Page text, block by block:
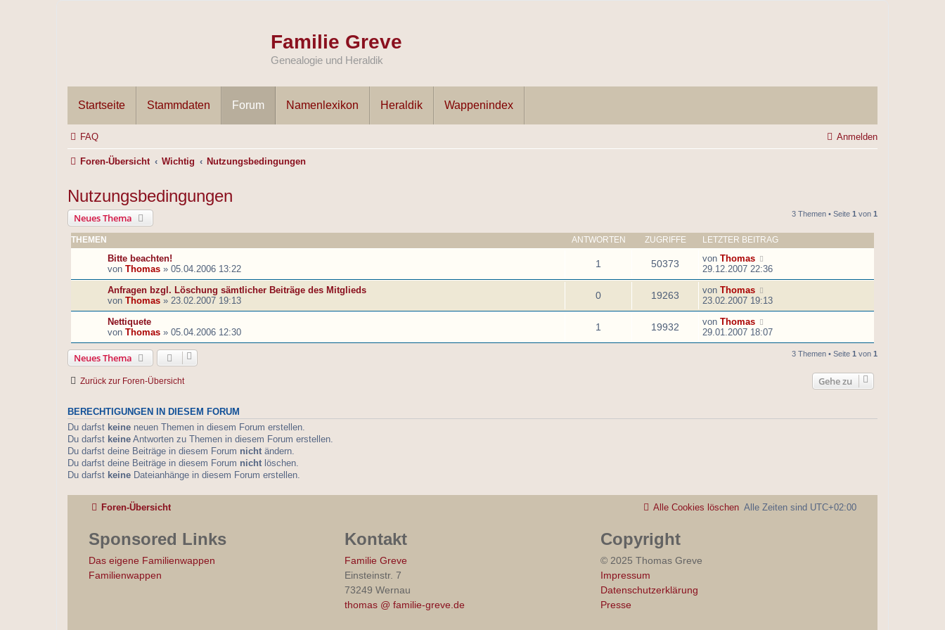
Familie Greve
Genealogie und Heraldik
Startseite Stammdaten Forum Namenlexikon Heraldik Wappenindex
FAQ Anmelden
Foren-Übersicht Wichtig Nutzungsbedingungen
Nutzungsbedingungen
Neues Thema 3 Themen • Seite 1 von 1
THEMEN ANTWORTEN ZUGRIFFE LETZTER BEITRAG
Bitte beachten!
von Thomas » 05.04.2006 13:22 1 50373 von Thomas
29.12.2007 22:36
Anfragen bzgl. Löschung sämtlicher Beiträge des Mitglieds
von Thomas » 23.02.2007 19:13 0 19263 von Thomas
23.02.2007 19:13
Nettiquete
von Thomas » 05.04.2006 12:30 1 19932 von Thomas
29.01.2007 18:07
Neues Thema 3 Themen • Seite 1 von 1
Zurück zur Foren-Übersicht Gehe zu
BERECHTIGUNGEN IN DIESEM FORUM
Du darfst keine neuen Themen in diesem Forum erstellen.
Du darfst keine Antworten zu Themen in diesem Forum erstellen.
Du darfst deine Beiträge in diesem Forum nicht ändern.
Du darfst deine Beiträge in diesem Forum nicht löschen.
Du darfst keine Dateianhänge in diesem Forum erstellen.
Foren-Übersicht Alle Zeiten sind UTC+02:00
Alle Cookies löschen
Sponsored Links
Das eigene Familienwappen
Familienwappen
Kontakt
Familie Greve
Einsteinstr. 7
73249 Wernau
thomas @ familie-greve.de
Copyright
© 2025 Thomas Greve
Impressum
Datenschutzerklärung
Presse